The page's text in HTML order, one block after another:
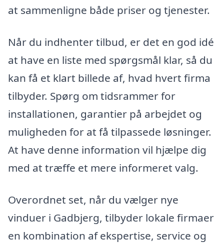
at sammenligne både priser og tjenester.
Når du indhenter tilbud, er det en god idé
at have en liste med spørgsmål klar, så du
kan få et klart billede af, hvad hvert firma
tilbyder. Spørg om tidsrammer for
installationen, garantier på arbejdet og
muligheden for at få tilpassede løsninger.
At have denne information vil hjælpe dig
med at træffe et mere informeret valg.
Overordnet set, når du vælger nye
vinduer i Gadbjerg, tilbyder lokale firmaer
en kombination af ekspertise, service og